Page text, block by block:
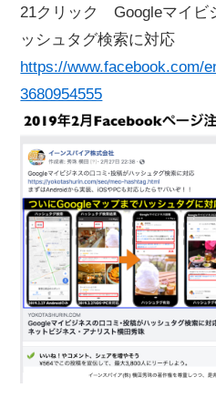
21クリック Googleマイビ
ッシュタグ検索に対応
https://www.facebook.com/
3680954555